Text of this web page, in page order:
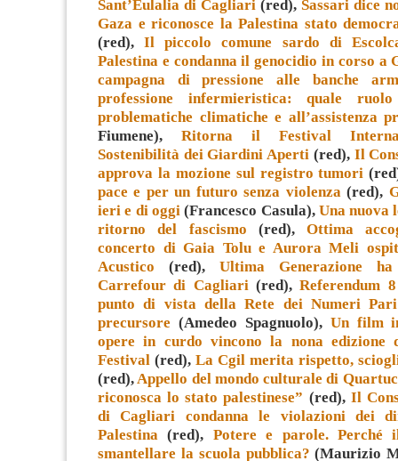
Sant’Eulalia di Cagliari (red), Sassari dice
Gaza e riconosce la Palestina stato
(red),Il piccolo comune sardo di
Palestina e condanna il genocidio in corso a
campagna di pressione alle banche
professione infermieristica: quale
problematiche climatiche e all’assistenza
Fiumene), Ritorna il Festival
Sostenibilità dei Giardini Aperti (red), Il
approva la mozione sul registro tumori
pace e per un futuro senza violenza (red),
ieri e di oggi (Francesco Casula), Una nuova
ritorno del fascismo (red),Ottima
concerto di Gaia Tolu e Aurora Meli
Acustico (red), Ultima Generazione
Carrefour di Cagliari (red),Referendum
punto di vista della Rete dei Numeri Pari
precursore (Amedeo Spagnuolo), Un film
opere in curdo vincono la nona edizione
Festival (red), La Cgil merita rispetto,
(red), Appello del mondo culturale di
riconosca lo stato palestinese” (red), Il
di Cagliari condanna le violazioni dei
Palestina (red), Potere e parole. Perché
smantellare la scuola pubblica? (Maurizio